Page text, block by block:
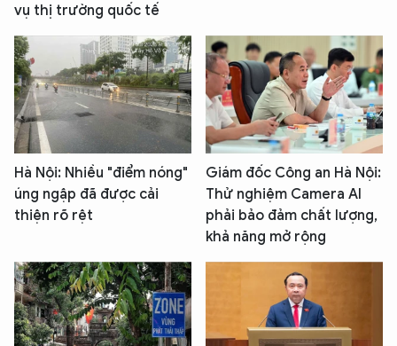
vụ thị trường quốc tế
Hà Nội: Nhiều "điểm nóng"
úng ngập đã được cải
thiện rõ rệt
Giám đốc Công an Hà Nội:
Thử nghiệm Camera AI
phải bảo đảm chất lượng,
khả năng mở rộng